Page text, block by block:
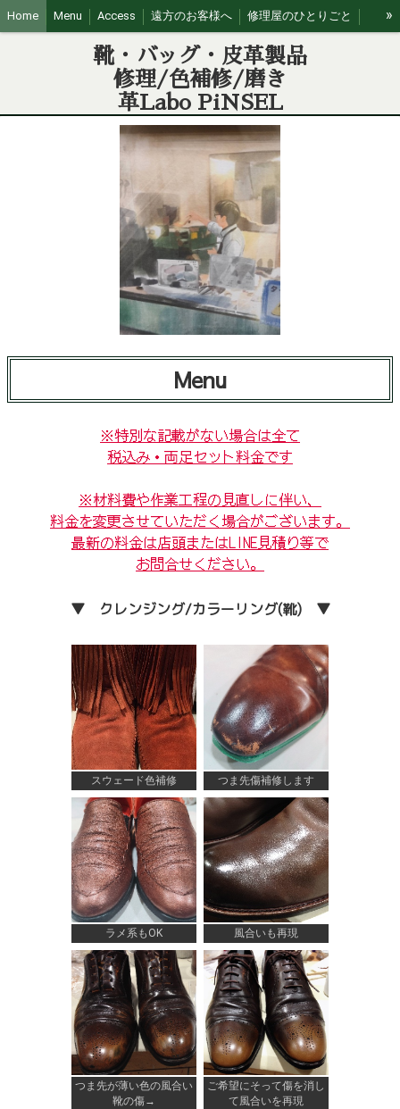
Home Menu Access 遠方のお客様へ 修理屋のひとりごと
営業日カレンダー
»
靴・バッグ・皮革製品
修理/色補修/磨き
革Labo PiNSEL
Menu
※特別な記載がない場合は全て
税込み・両足セット料金です
※材料費や作業工程の見直しに伴い、
料金を変更させていただく場合がございます。
最新の料金は店頭またはLINE見積り等で
お問合せください。
▼ クレンジング/カラーリング(靴) ▼
スウェード色補修 つま先傷補修します
ラメ系もOK 風合いも再現
つま先が薄い色の風合い
靴の傷→
ご希望にそって傷を消し
て風合いを再現